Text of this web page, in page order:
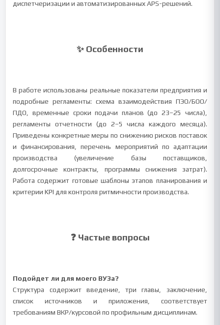
диспетчеризации и автоматизированных APS-решений.
✨ Особенности
В работе использованы реальные показатели предприятия и
подробные регламенты: схема взаимодействия ПЭО/БОО/
ПДО, временные сроки подачи планов (до 23–25 числа),
регламенты отчетности (до 2–5 числа каждого месяца).
Приведены конкретные меры по снижению рисков поставок
и финансирования, перечень мероприятий по адаптации
производства (увеличение базы поставщиков,
долгосрочные контракты, программы снижения затрат).
Работа содержит готовые шаблоны этапов планирования и
критерии KPI для контроля ритмичности производства.
❓ Частые вопросы
Подойдет ли для моего ВУЗа?
Структура содержит введение, три главы, заключение,
список источников и приложения, соответствует
требованиям ВКР/курсовой по профильным дисциплинам.